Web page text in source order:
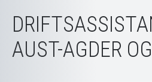
AUST-AGDER